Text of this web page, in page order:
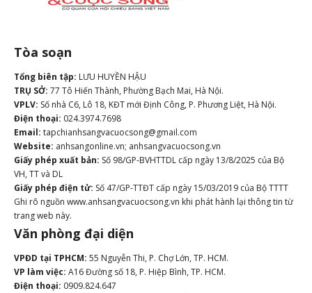
Tòa soạn
Tổng biên tập: LƯU HUYỀN HẬU
TRỤ SỞ: 77 Tô Hiến Thành, Phường Bạch Mai, Hà Nội.
VPLV: Số nhà C6, Lô 18, KĐT mới Định Công, P. Phương Liệt, Hà Nội.
Điện thoại: 024.3974.7698
Email: tapchianhsangvacuocsong@gmail.com
Website: anhsangonline.vn; anhsangvacuocsong.vn
Giấy phép xuất bản: Số 98/GP-BVHTTDL cấp ngày 13/8/2025 của Bộ
VH, TT và DL
Giấy phép điện tử: Số 47/GP-TTĐT cấp ngày 15/03/2019 của Bộ TTTT
Ghi rõ nguồn www.anhsangvacuocsong.vn khi phát hành lại thông tin từ
trang web này.
Văn phòng đại diện
VPĐD tại TPHCM: 55 Nguyễn Thi, P. Chợ Lớn, TP. HCM.
VP làm việc: A16 Đường số 18, P. Hiệp Bình, TP. HCM.
Điện thoại: 0909.824.647